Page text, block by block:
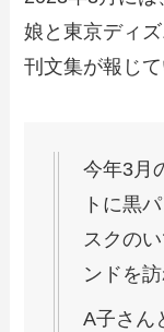
娘と東京ディ
刊文集が報じて
今年3月
トに黒
スクの
ンドを訪
A子さん